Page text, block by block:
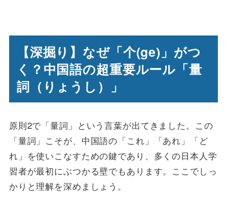
【深掘り】なぜ「个(ge)」がつ
く？中国語の超重要ルール「量
詞（りょうし）」
原則2で「量詞」という言葉が出てきました。この
「量詞」こそが、中国語の「これ」「あれ」「ど
れ」を使いこなすための鍵であり、多くの日本人学
習者が最初にぶつかる壁でもあります。ここでしっ
かりと理解を深めましょう。